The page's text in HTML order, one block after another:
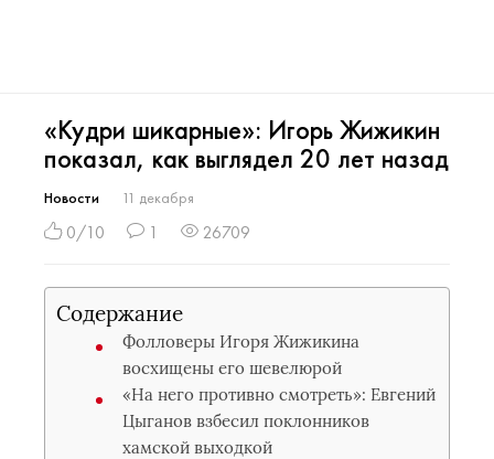
«Кудри шикарные»: Игорь Жижикин
показал, как выглядел 20 лет назад
Новости 11 декабря
0/10 1 26709
Содержание
Фолловеры Игоря Жижикина
восхищены его шевелюрой
«На него противно смотреть»: Евгений
Цыганов взбесил поклонников
хамской выходкой